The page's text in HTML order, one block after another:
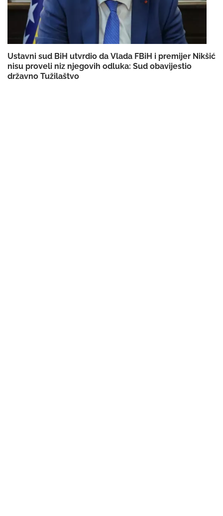
Ustavni sud BiH utvrdio da Vlada FBiH i premijer Nikšić
nisu proveli niz njegovih odluka: Sud obavijestio
državno Tužilaštvo